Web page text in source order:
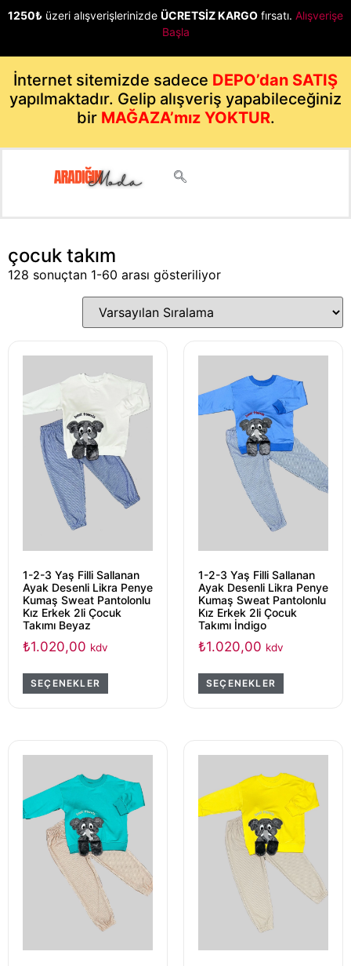
1250₺ üzeri alışverişlerinizde ÜCRETSİZ KARGO fırsatı. Alışverişe
Başla
İnternet sitemizde sadece DEPO’dan SATIŞ
yapılmaktadır. Gelip alışveriş yapabileceğiniz
bir MAĞAZA’mız YOKTUR.
çocuk takım
128 sonuçtan 1-60 arası gösteriliyor
1-2-3 Yaş Filli Sallanan
Ayak Desenli Likra Penye
Kumaş Sweat Pantolonlu
Kız Erkek 2li Çocuk
Takımı Beyaz
₺1.020,00 kdv
SEÇENEKLER
1-2-3 Yaş Filli Sallanan
Ayak Desenli Likra Penye
Kumaş Sweat Pantolonlu
Kız Erkek 2li Çocuk
Takımı İndigo
₺1.020,00 kdv
SEÇENEKLER